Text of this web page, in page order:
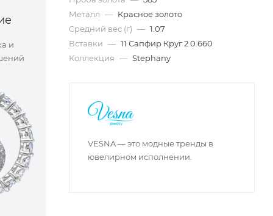
и
Металл — Красное золото
Средний вес (г) — 1.07
Вставки — 11 Сапфир Круг 2 0.660
Коллекция — Stephany
VESNA — это модные тренды в
ювелирном исполнении.